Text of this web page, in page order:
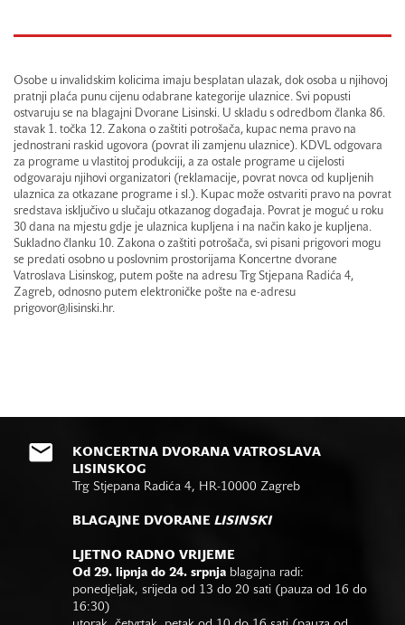
Osobe u invalidskim kolicima imaju besplatan ulazak, dok osoba u njihovoj
pratnji plaća punu cijenu odabrane kategorije ulaznice. Svi popusti
ostvaruju se na blagajni Dvorane Lisinski. U skladu s odredbom članka 86.
stavak 1. točka 12. Zakona o zaštiti potrošača, kupac nema pravo na
jednostrani raskid ugovora (povrat ili zamjenu ulaznice). KDVL odgovara
za programe u vlastitoj produkciji, a za ostale programe u cijelosti
odgovaraju njihovi organizatori (reklamacije, povrat novca od kupljenih
ulaznica za otkazane programe i sl.). Kupac može ostvariti pravo na povrat
sredstava isključivo u slučaju otkazanog događaja. Povrat je moguć u roku
30 dana na mjestu gdje je ulaznica kupljena i na način kako je kupljena.
Sukladno članku 10. Zakona o zaštiti potrošača, svi pisani prigovori mogu
se predati osobno u poslovnim prostorijama Koncertne dvorane
Vatroslava Lisinskog, putem pošte na adresu Trg Stjepana Radića 4,
Zagreb, odnosno putem elektroničke pošte na e-adresu
prigovor@lisinski.hr.
KONCERTNA DVORANA VATROSLAVA
LISINSKOG
Trg Stjepana Radića 4, HR-10000 Zagreb
BLAGAJNE DVORANE LISINSKI
LJETNO RADNO VRIJEME
Od 29. lipnja do 24. srpnja blagajna radi:
ponedjeljak, srijeda od 13 do 20 sati (pauza od 16 do
16:30)